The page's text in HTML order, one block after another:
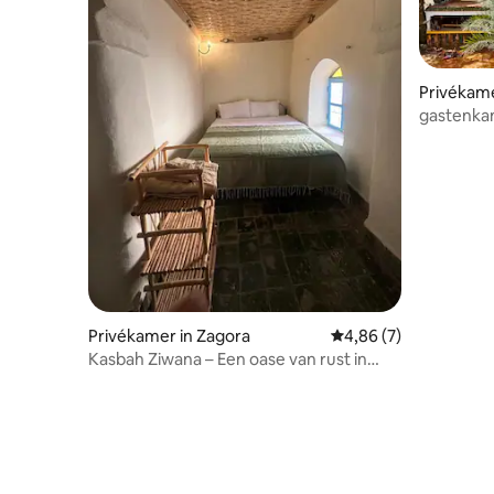
Privékamer in Zagora Gemiddelde
4,86 (7)
Kasbah Ziwana – Een oase van rust in